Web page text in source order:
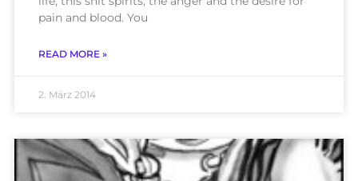
pain and blood. You
READ MORE »
2. März 2014